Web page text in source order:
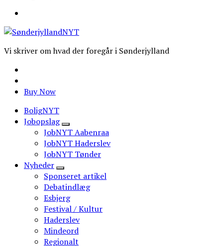
Vi skriver om hvad der foregår i Sønderjylland
Buy Now
BoligNYT
Jobopslag
JobNYT Aabenraa
JobNYT Haderslev
JobNYT Tønder
Nyheder
Sponseret artikel
Debatindlæg
Esbjerg
Festival / Kultur
Haderslev
Mindeord
Regionalt